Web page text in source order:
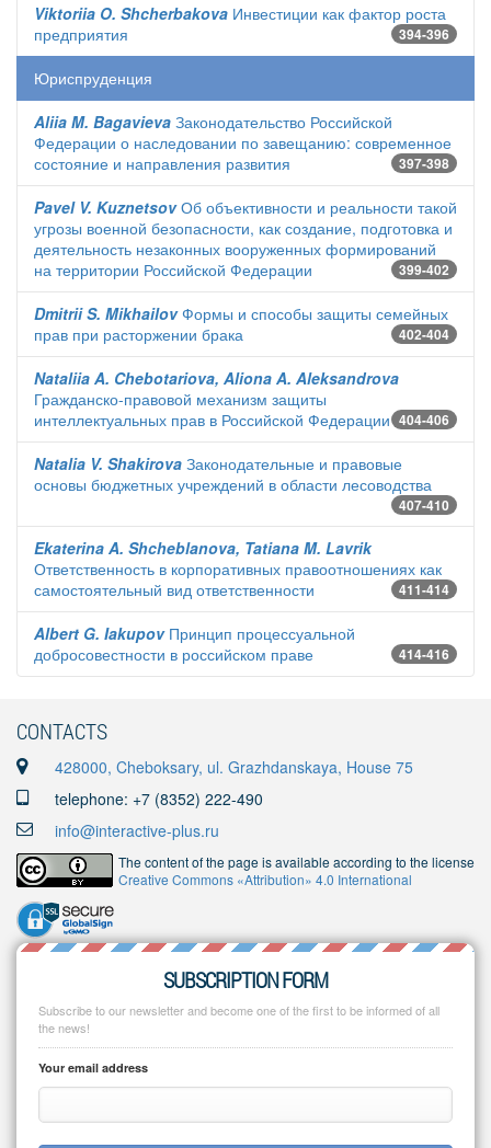
Viktoriia O. Shcherbakova Инвестиции как фактор роста
предприятия
394-396
Юриспруденция
Aliia M. Bagavieva Законодательство Российской
Федерации о наследовании по завещанию: современное
состояние и направления развития
397-398
Pavel V. KuznetsovОб объективности и реальности такой
угрозы военной безопасности, как создание, подготовка и
деятельность незаконных вооруженных формирований
на территории Российской Федерации
399-402
Dmitrii S. MikhailovФормы и способы защиты семейных
прав при расторжении брака
402-404
Nataliia A. Chebotariova, Aliona A. Aleksandrova
Гражданско-правовой механизм защиты
интеллектуальных прав в Российской Федерации 404-406
Natalia V. Shakirova Законодательные и правовые
основы бюджетных учреждений в области лесоводства
407-410
Ekaterina A. Shcheblanova, Tatiana M. Lavrik
Ответственность в корпоративных правоотношениях как
самостоятельный вид ответственности
411-414
Albert G. IakupovПринцип процессуальной
добросовестности в российском праве
414-416
CONTACTS
428000, Cheboksary, ul. Grazhdanskaya, House 75
telephone: +7 (8352) 222-490
info@interactive-plus.ru
The content of the page is available according to the license
Creative Commons «Attribution» 4.0 International
SUBSCRIPTION FORM
Subscribe to our newsletter and become one of the first to be informed of all
the news!
Your email address